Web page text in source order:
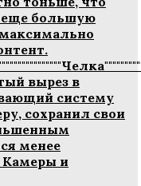
еще большую
вырез в
систему
сохранил свои
менее
Камеры и